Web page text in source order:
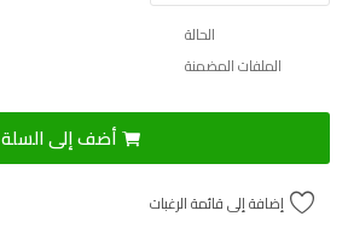
الحالة
الملفات المضمنة
أضف إلى السلة
إضافة إلى قائمة الرغبات